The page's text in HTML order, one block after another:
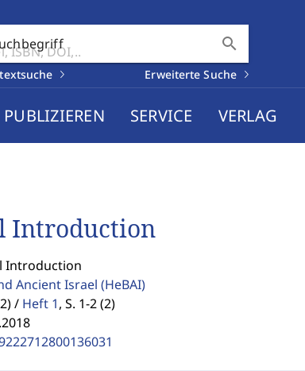
search
Erweiterte Suche
PUBLIZIEREN SERVICE VERLAG
Introduction
Introduction
Ancient Israel (HeBAI)
/ Heft 1, S. 1-2 (2)